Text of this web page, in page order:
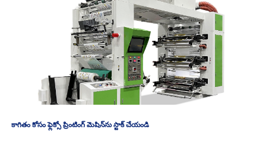
కాగితం కోసం ఫ్లెక్సో ప్రింటింగ్ మెషిన్‌ను స్టాక్ చేయండి